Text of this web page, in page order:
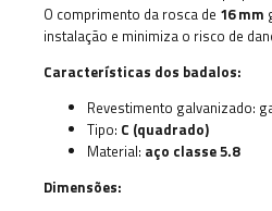
O comprimento da rosca de 16 mm
instalação e minimiza o risco de
Características dos badalos:
Revestimento galvanizado:
Tipo: C (quadrado)
Material: aço classe 5.8
Dimensões: